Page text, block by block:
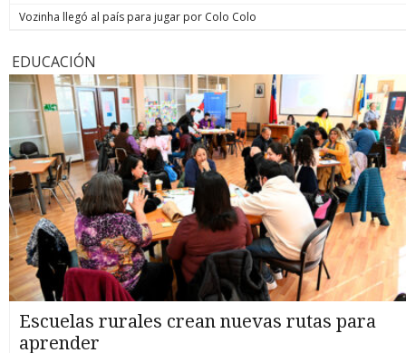
Vozinha llegó al país para jugar por Colo Colo
EDUCACIÓN
Escuelas rurales crean nuevas rutas para
aprender